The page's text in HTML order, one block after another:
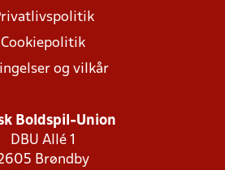
Cookiepolitik
og vilkår
Boldspil-Union
DBU Allé 1
Brøndby